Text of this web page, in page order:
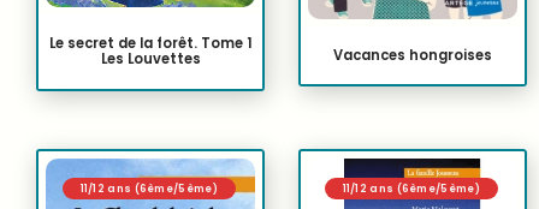
Le secret de la forêt. Tome 1
Les Louvettes
Vacances hongroises
11/12 ans (6ème/5ème) 11/12 ans (6ème/5ème)